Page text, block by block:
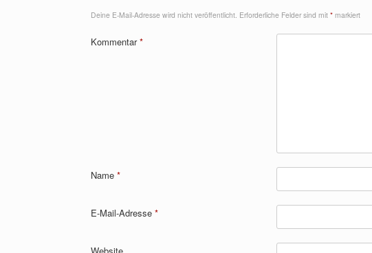
Deine E-Mail-Adresse wird nicht veröffentlicht. Erforderliche Felder sind mit * markiert
Kommentar*
Name *
E-Mail-Adresse *